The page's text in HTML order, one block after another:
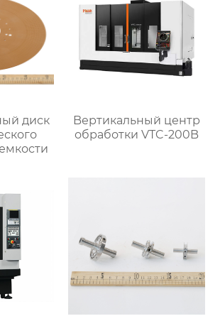
диск
Bертикальный центр
обработки VTC-200B